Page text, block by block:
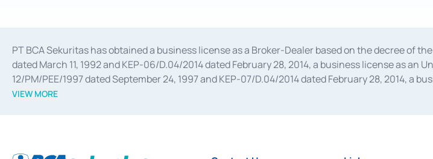
PT BCA Sekuritas has obtained a business license as a Broker-Dealer based on the decree of
dated March 11, 1992 and KEP-06/D.04/2014 dated February 28, 2014, a business license as
12/PM/PEE/1997 dated September 24, 1997 and KEP-07/D.04/2014 dated February 28, 2014, a
divestments, and joint ventures based on the decree of the Financial Services Authority Number
Settlement of Commercial Paper Transactions whose license was issued in 2018.
VIEW MORE